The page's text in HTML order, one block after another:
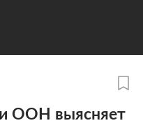
ООН выясняет